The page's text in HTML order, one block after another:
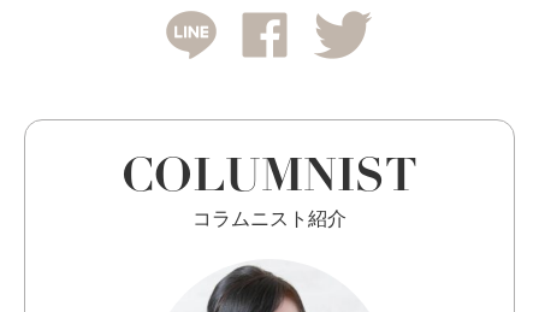
COLUMNIST
コラムニスト紹介